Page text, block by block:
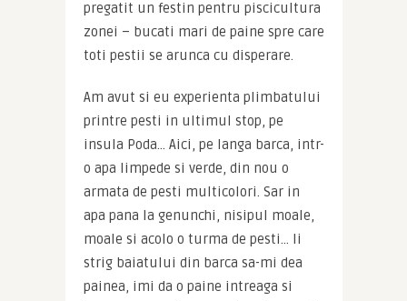
pregatit un festin pentru piscicultura
zonei – bucati mari de paine spre care
toti pestii se arunca cu disperare.
Am avut si eu experienta plimbatului
printre pesti in ultimul stop, pe
insula Poda… Aici, pe langa barca, intr-
o apa limpede si verde, din nou o
armata de pesti multicolori. Sar in
apa pana la genunchi, nisipul moale,
moale si acolo o turma de pesti… Ii
strig baiatului din barca sa-mi dea
painea, imi da o paine intreaga si